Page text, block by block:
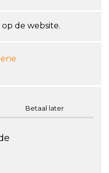
de website.
Betaal later